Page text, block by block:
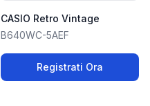
CASIO Retro Vintage
B640WC-5AEF
Registrati Ora